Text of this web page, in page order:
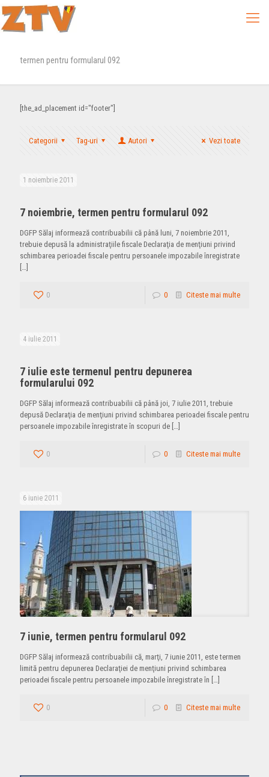
termen pentru formularul 092
[the_ad_placement id="footer"]
Categorii Tag-uri Autori Vezi toate
1 noiembrie 2011
7 noiembrie, termen pentru formularul 092
DGFP Sălaj informează contribuabilii că până luni, 7 noiembrie 2011,
trebuie depusă la administraţiile fiscale Declaraţia de menţiuni privind
schimbarea perioadei fiscale pentru persoanele impozabile înregistrate
[…]
0 0 Citeste mai multe
4 iulie 2011
7 iulie este termenul pentru depunerea
formularului 092
DGFP Sălaj informează contribuabilii că până joi, 7 iulie 2011, trebuie
depusă Declaraţia de menţiuni privind schimbarea perioadei fiscale pentru
persoanele impozabile înregistrate în scopuri de […]
0 0 Citeste mai multe
6 iunie 2011
7 iunie, termen pentru formularul 092
DGFP Sălaj informează contribuabilii că, marţi, 7 iunie 2011, este termen
limită pentru depunerea Declaraţiei de menţiuni privind schimbarea
perioadei fiscale pentru persoanele impozabile înregistrate în […]
0 0 Citeste mai multe